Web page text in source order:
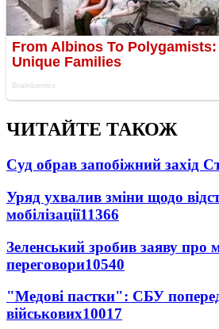
ЧИТАЙТЕ ТАКОЖ
Суд обрав запобіжний захід
Уряд ухвалив зміни щодо
мобілізації11366
Зеленський зробив заяву про
переговори10540
"Медові пастки": СБУ
військових10017